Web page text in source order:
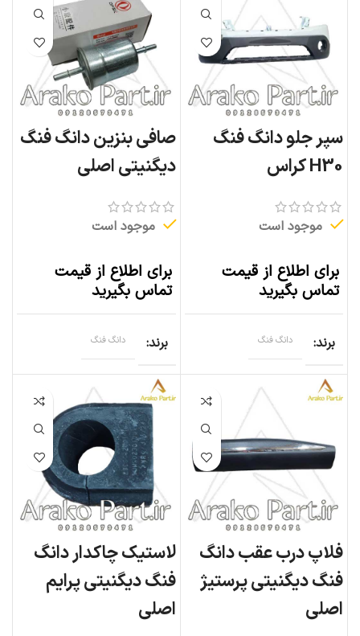
سپر جلو دانگ فنگ
H30 کراس
موجود است
برای اطلاع از قیمت
تماس بگیرید
برند دانگ فنگ
صافی بنزین دانگ فنگ
دیگنیتی اصلی
موجود است
برای اطلاع از قیمت
تماس بگیرید
برند دانگ فنگ
فلاپ درب عقب دانگ
فنگ دیگنیتی پرستیژ
اصلی
لاستیک چاکدار دانگ
فنگ دیگنیتی پرایم
اصلی